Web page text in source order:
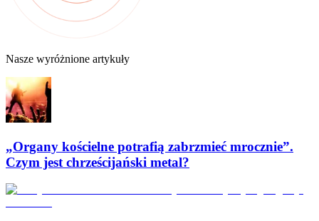
Nasze wyróżnione artykuły
„Organy kościelne potrafią zabrzmieć mrocznie”.
Czym jest chrześcijański metal?